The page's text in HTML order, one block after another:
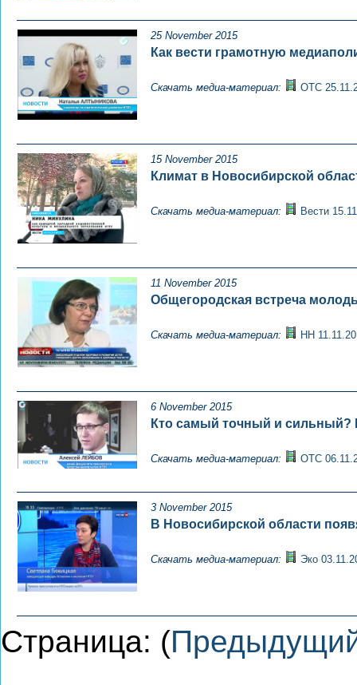
25 November 2015
Как вести грамотную
Скачать медиа-материал: ОТС
15 November 2015
Климат в Новосибирской
Скачать медиа-материал: Вести
11 November 2015
Общегородская встреча
Скачать медиа-материал: НН
6 November 2015
Кто самый точный и сильный?
Скачать медиа-материал: ОТС
3 November 2015
В Новосибирской области
Скачать медиа-материал: Эко
Страница: (